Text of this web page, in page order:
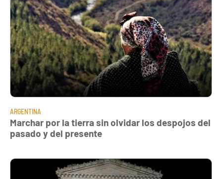
ARGENTINA
Marchar por la tierra sin olvidar los despojos del
pasado y del presente